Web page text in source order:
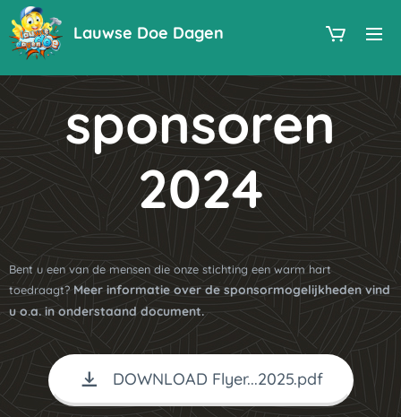
Lauwse Doe Dagen
sponsoren
2024
Bent u een van de mensen die onze stichting een warm hart
toedraagt? Meer informatie over de sponsormogelijkheden vind
u o.a. in onderstaand document.
DOWNLOAD Flyer...2025.pdf